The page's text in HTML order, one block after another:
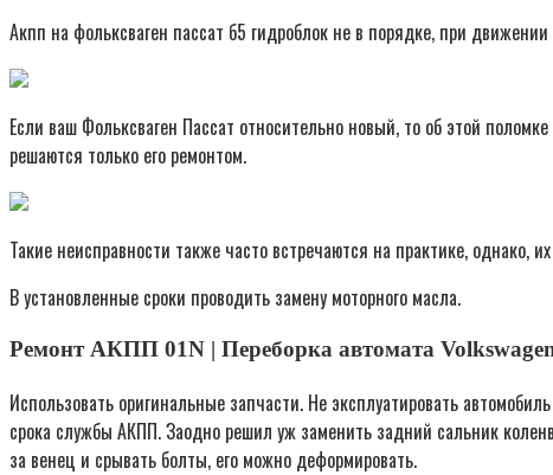
Акпп на фольксваген пассат б5 гидроблок не в порядке, при
Если ваш Фольксваген Пассат относительно новый, то об этой
решаются только его ремонтом.
Такие неисправности также часто встречаются на практике, однако,
В установленные сроки проводить замену моторного масла.
Ремонт АКПП 01N | Переборка автомата
Использовать оригинальные запчасти. Не эксплуатировать
срока службы АКПП. Заодно решил уж заменить задний сальник
за венец и срывать болты, его можно деформировать.